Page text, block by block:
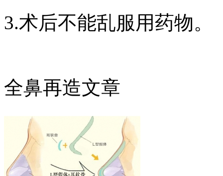
3.术后不能乱服用药物。
全鼻再造文章